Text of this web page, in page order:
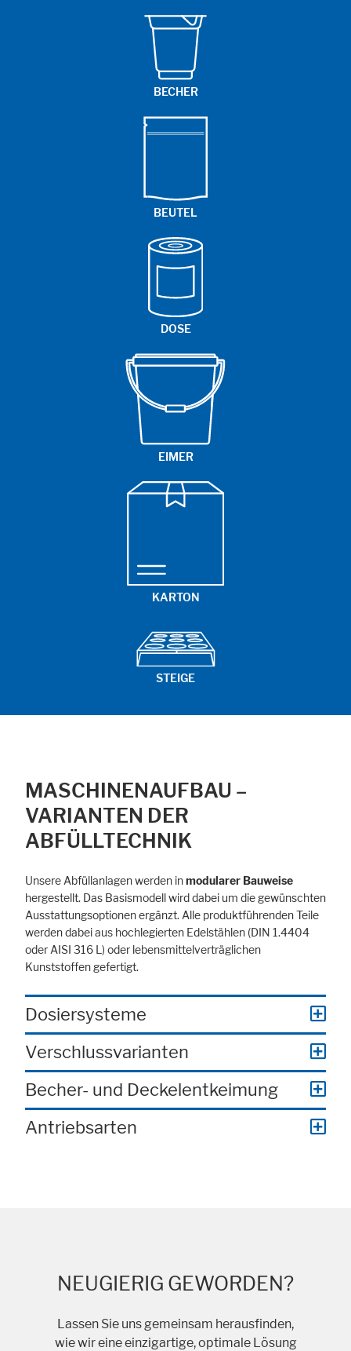
BECHER
BEUTEL
DOSE
EIMER
KARTON
STEIGE
MASCHINENAUFBAU –
VARIANTEN DER
ABFÜLLTECHNIK
Unsere Abfüllanlagen werden inmodularer Bauweise
hergestellt. Das Basismodell wird dabei um die gewünschten
Ausstattungs­optionen ergänzt. Alle produktführenden Teile
werden dabei aus hochlegierten Edelstählen (DIN 1.4404
oder AISI 316 L) oder lebensmittel­verträglichen
Kunststoffen gefertigt.
Dosiersysteme
Verschlussvarianten
Becher- und Deckelentkeimung
Antriebsarten
NEUGIERIG GEWORDEN?
Lassen Sie uns gemeinsam herausfinden,
wie wir eine einzigartige, optimale Lösung